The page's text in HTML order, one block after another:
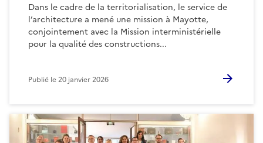
Dans le cadre de la territorialisation, le service de
l’architecture a mené une mission à Mayotte,
conjointement avec la Mission interministérielle
pour la qualité des constructions...
Publié le20 janvier 2026